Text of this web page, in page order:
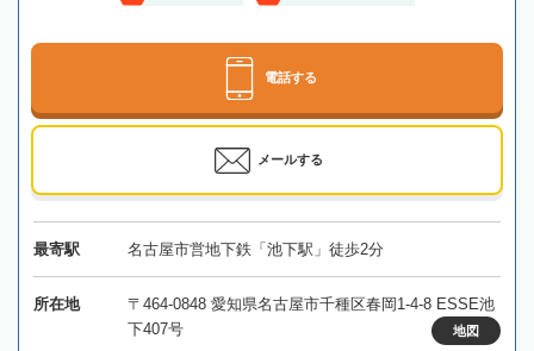
電話する
メールする
最寄駅 名古屋市営地下鉄「池下駅」徒歩2分
所在地
〒464-0848 愛知県名古屋市千種区春岡1-4-8 ESSE池
下407号
地図